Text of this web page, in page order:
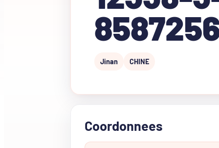
Jinan CHINE
Coordonnees